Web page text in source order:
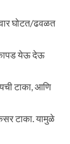
घोटत/ढवळत
कापड येऊ देऊ
टाका, आणि
टाका. यामुळे